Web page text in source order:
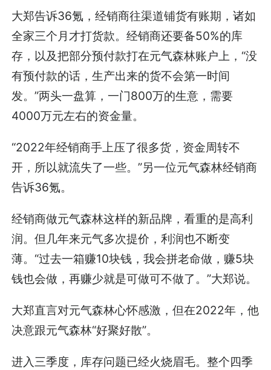
大郑告诉36氪，经销商往渠道铺货有账期，诸如
全家三个月才打货款。经销商还要备50%的库
存，以及把部分预付款打在元气森林账户上，“没
有预付款的话，生产出来的货不会第一时间
发。”两头一盘算，一门800万的生意，需要
4000万元左右的资金量。
“2022年经销商手上压了很多货，资金周转不
开，所以就流失了一些。”另一位元气森林经销商
告诉36氪。
经销商做元气森林这样的新品牌，看重的是高利
润。但几年来元气多次提价，利润也不断变
薄。“过去一箱赚10块钱，我会拼老命做，赚5块
钱也会做，再赚少就是可做可不做了。”大郑说。
大郑直言对元气森林心怀感激，但在2022年，他
决意跟元气森林“好聚好散”。
进入三季度，库存问题已经火烧眉毛。整个四季